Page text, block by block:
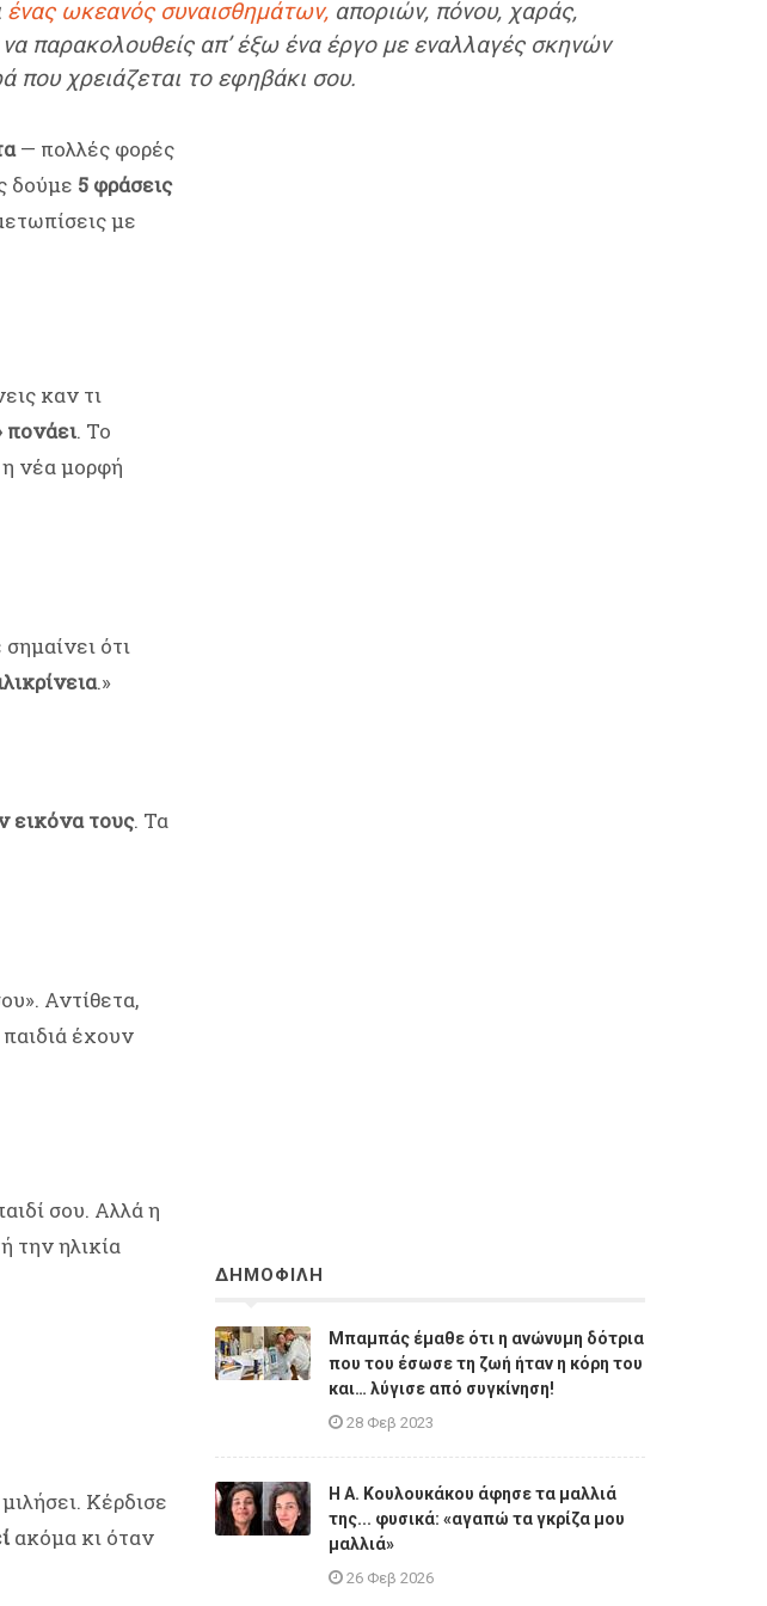
ένας ωκεανός συναισθημάτων, αποριών, πόνου, χαράς,
παρακολουθείς απ’ έξω ένα έργο με εναλλαγές σκηνών
που χρειάζεται το εφηβάκι σου.
— πολλές φορές
δούμε 5 φράσεις
με
καν τι
πονάει. Το
νέα μορφή
ότι
.»
εικόνα τους. Τα
Αντίθετα,
έχουν
σου. Αλλά η
την ηλικία
Κέρδισε
ακόμα κι όταν
ΔΗΜΟΦΙΛΗ
Μπαμπάς έμαθε ότι η ανώνυμη δότρια
που του έσωσε τη ζωή ήταν η κόρη του
και… λύγισε από συγκίνηση!
28 Φεβ 2023
Η A. Κουλουκάκου άφησε τα μαλλιά
της... φυσικά: «αγαπώ τα γκρίζα μου
μαλλιά»
26 Φεβ 2026